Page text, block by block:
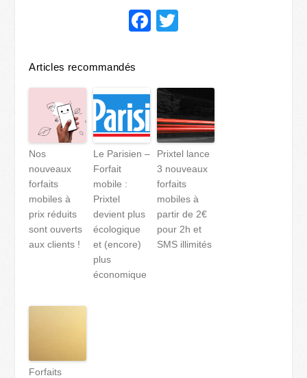
Facebook
Articles recommandés
Nos
nouveaux
forfaits
mobiles à
prix réduits
sont ouverts
aux clients !
Le Parisien –
Forfait
mobile :
Prixtel
devient plus
écologique
et (encore)
plus
économique
Prixtel lance
3 nouveaux
forfaits
mobiles à
partir de 2€
pour 2h et
SMS illimités
Forfaits